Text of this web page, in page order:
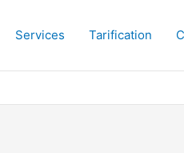
Services Tarification